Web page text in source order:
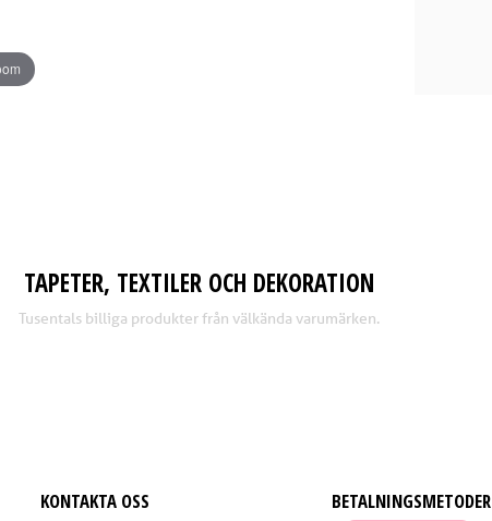
TAPETER, TEXTILER OCH DEKORATION
Tusentals billiga produkter från välkända varumärken.
KONTAKTA OSS BETALNINGSMETODER